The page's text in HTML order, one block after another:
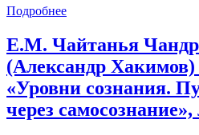
Подробнее
Е.М. Чайтанья
(Александр
«Уровни сознания.
через